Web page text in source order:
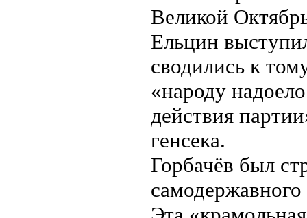
Великой
Ельцин
сводились к
«народу
действия
генсека.
Горбачёв был
самодержавного